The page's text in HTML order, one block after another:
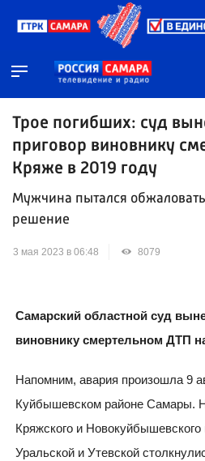
Трое погибших: суд
приговор виновнику
Кряже в 2019 году
Мужчина пытался
решение
3 мая 2023 в 06:48 8079
Самарский областной суд
виновнику смертельном ДТП
Напомним, авария произошла 9
Куйбышевском районе Самары.
Кряжского и
Уральской и Утевской